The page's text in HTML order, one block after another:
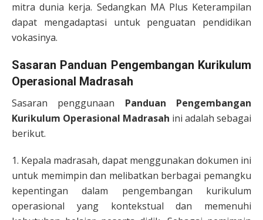
mitra dunia kerja. Sedangkan MA Plus Keterampilan
dapat mengadaptasi untuk penguatan pendidikan
vokasinya.
Sasaran Panduan Pengembangan Kurikulum
Operasional Madrasah
Sasaran penggunaan Panduan Pengembangan
Kurikulum Operasional Madrasah ini adalah sebagai
berikut.
1. Kepala madrasah, dapat menggunakan dokumen ini
untuk memimpin dan melibatkan berbagai pemangku
kepentingan dalam pengembangan kurikulum
operasional yang kontekstual dan memenuhi